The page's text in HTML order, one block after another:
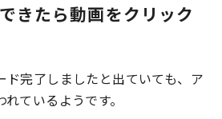
きたら動画をクリック
ド完了しましたと出ていても、ア
ているようです。